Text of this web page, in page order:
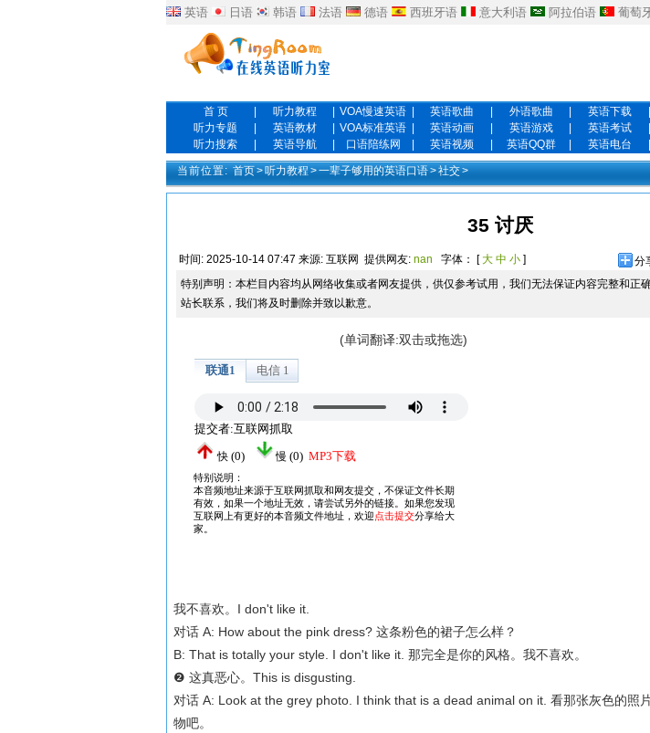
英语 日语 韩语 法语 德语 西班牙语 意大利语 阿拉伯语 葡萄
首 页 听力教程 VOA慢速英语 英语歌曲 外语歌曲 英语下载
听力专题
英语教材 VOA标准英语 英语动画 英语游戏 英语考试
听力搜索
英语导航 口语陪练网 英语视频 英语QQ群 英语电台
当前位置: 首页>听力教程 >一辈子够用的英语口语>社交>
35 讨厌
时间: 2025-10-14 07:47 来源: 互联网 提供网友: nan 字体： [大 中 小 ]
分
特别声明：本栏目内容均从网络收集或者网友提供，供仅参考试用，我们无法保证内容完整和正
站长联系，我们将及时删除并致以歉意。
(单词翻译:双击或拖选)
我不喜欢。I don't like it.
对话 A: How about the pink dress? 这条粉色的裙子怎么样？
B: That is totally your style. I don't like it. 那完全是你的风格。我不喜欢。
❷ 这真恶心。This is disgusting.
对话 A: Look at the grey photo. I think that is a dead animal on it. 看那张灰色的照
物吧。